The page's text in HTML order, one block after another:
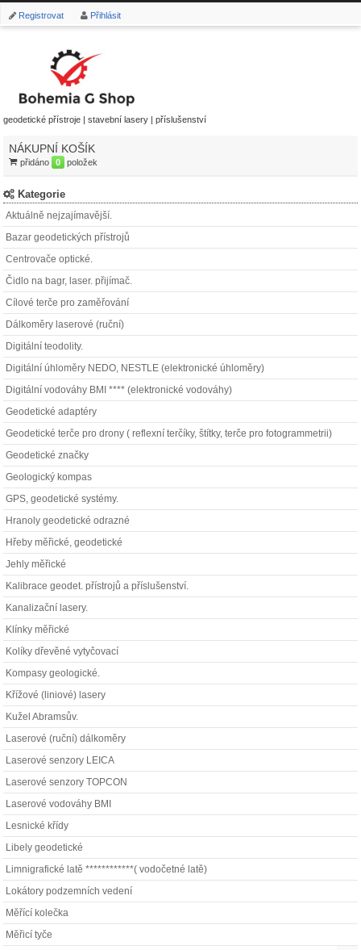
Registrovat Přihlásit
geodetické přístroje | stavební lasery | příslušenství
NÁKUPNÍ KOŠÍK
přidáno 0 položek
Kategorie
Aktuálně nejzajímavější.
Bazar geodetických přístrojů
Centrovače optické.
Čidlo na bagr, laser. přijímač.
Cílové terče pro zaměřování
Dálkoměry laserové (ruční)
Digitální teodolity.
Digitální úhloměry NEDO, NESTLE (elektronické úhloměry)
Digitální vodováhy BMI **** (elektronické vodováhy)
Geodetické adaptéry
Geodetické terče pro drony ( reflexní terčíky, štítky, terče pro fotogrammetrii)
Geodetické značky
Geologický kompas
GPS, geodetické systémy.
Hranoly geodetické odrazné
Hřeby měřické, geodetické
Jehly měřické
Kalibrace geodet. přístrojů a příslušenství.
Kanalizační lasery.
Klínky měřické
Kolíky dřevěné vytyčovací
Kompasy geologické.
Křížové (liniové) lasery
Kužel Abramsův.
Laserové (ruční) dálkoměry
Laserové senzory LEICA
Laserové senzory TOPCON
Laserové vodováhy BMI
Lesnické křídy
Libely geodetické
Limnigrafické latě ************( vodočetné latě)
Lokátory podzemních vedení
Měřící kolečka
Měřicí tyče